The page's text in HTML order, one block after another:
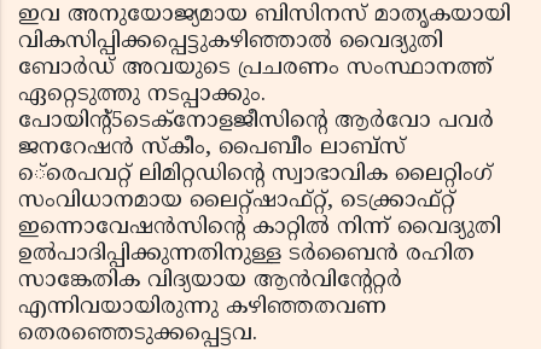
ഇവ അനുയോജ്യമായ ബിസിനസ് മാതൃകയായി
വികസിപ്പിക്കപ്പെട്ടുകഴിഞ്ഞാല്‍ വൈദ്യുതി
ബോര്‍ഡ് അവയുടെ പ്രചരണം സംസ്ഥാനത്ത്
ഏറ്റെടുത്തു നടപ്പാക്കും.
പോയിന്റ്5ടെക്‌നോളജീസിന്റെ ആര്‍വോ പവര്‍
ജനറേഷന്‍ സ്‌കീം, പൈബീം ലാബ്‌സ്
െ്രെപവറ്റ് ലിമിറ്റഡിന്റെ സ്വാഭാവിക ലൈറ്റിംഗ്
സംവിധാനമായ ലൈറ്റ്ഷാഫ്റ്റ്, ടെക്ക്രാഫ്റ്റ്
ഇന്നൊവേഷന്‍സിന്റെ കാറ്റില്‍ നിന്ന് വൈദ്യുതി
ഉല്‍പാദിപ്പിക്കുന്നതിനുള്ള ടര്‍ബൈന്‍ രഹിത
സാങ്കേതിക വിദ്യയായ ആന്‍വിന്റേറ്റര്‍
എന്നിവയായിരുന്നു കഴിഞ്ഞതവണ
തെരഞ്ഞെടുക്കപ്പെട്ടവ.